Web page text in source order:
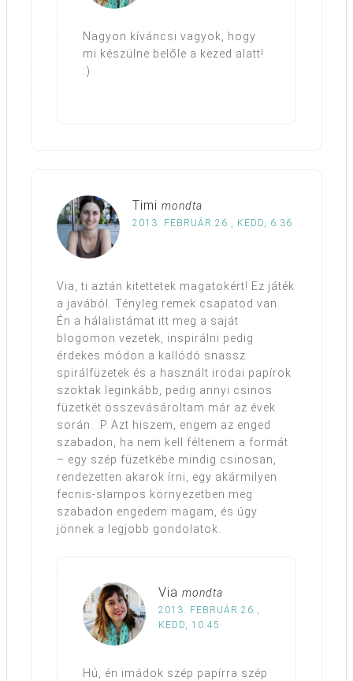
Nagyon kíváncsi vagyok, hogy
mi készülne belőle a kezed alatt!
:)
Timi mondta
2013. FEBRUÁR 26., KEDD, 6:36
Via, ti aztán kitettetek magatokért! Ez játék
a javából. Tényleg remek csapatod van.
Én a hálalistámat itt meg a saját
blogomon vezetek, inspirálni pedig
érdekes módon a kallódó snassz
spirálfüzetek és a használt irodai papírok
szoktak leginkább, pedig annyi csinos
füzetkét összevásároltam már az évek
során. :P Azt hiszem, engem az enged
szabadon, ha nem kell féltenem a formát
– egy szép füzetkébe mindig csinosan,
rendezetten akarok írni, egy akármilyen
fecnis-slampos környezetben meg
szabadon engedem magam, és úgy
jönnek a legjobb gondolatok.
Via mondta
2013. FEBRUÁR 26.,
KEDD, 10:45
Hú, én imádok szép papírra szép